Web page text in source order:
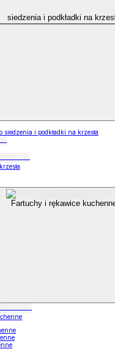
siedzenia i podkładki na
siedzenia i podkładki na krzesła
Fartuchy i rękawice